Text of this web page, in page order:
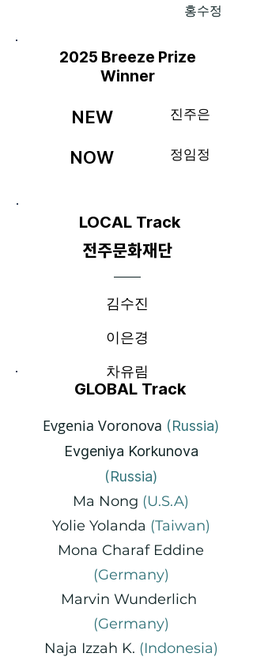
​홍수정
2025 Breeze Prize
Winner
NEW
NOW
진주은
정임정
LOCAL Track
전주문화재단
​김수진
이은경
차유림
GLOBAL Track
Evgenia Voronova (Russia)
Evgeniya Korkunova
(Russia)
Ma Nong (U.S.A)
Yolie Yolanda (Taiwan)
Mona Charaf Eddine
(Germany)
Marvin Wunderlich
(Germany)
Naja Izzah K. (Indonesia)